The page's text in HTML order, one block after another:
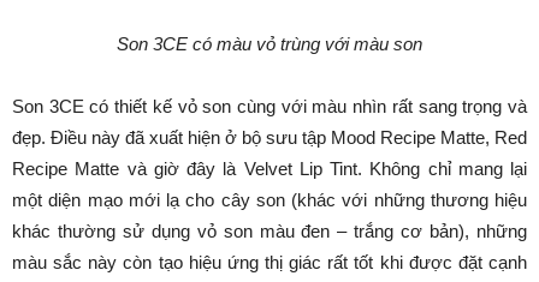
Son 3CE có màu vỏ trùng với màu son
Son 3CE có thiết kế vỏ son cùng với màu nhìn rất sang trọng và
đẹp. Điều này đã xuất hiện ở bộ sưu tập Mood Recipe Matte, Red
Recipe Matte và giờ đây là Velvet Lip Tint. Không chỉ mang lại
một diện mạo mới lạ cho cây son (khác với những thương hiệu
khác thường sử dụng vỏ son màu đen – trắng cơ bản), những
màu sắc này còn tạo hiệu ứng thị giác rất tốt khi được đặt cạnh